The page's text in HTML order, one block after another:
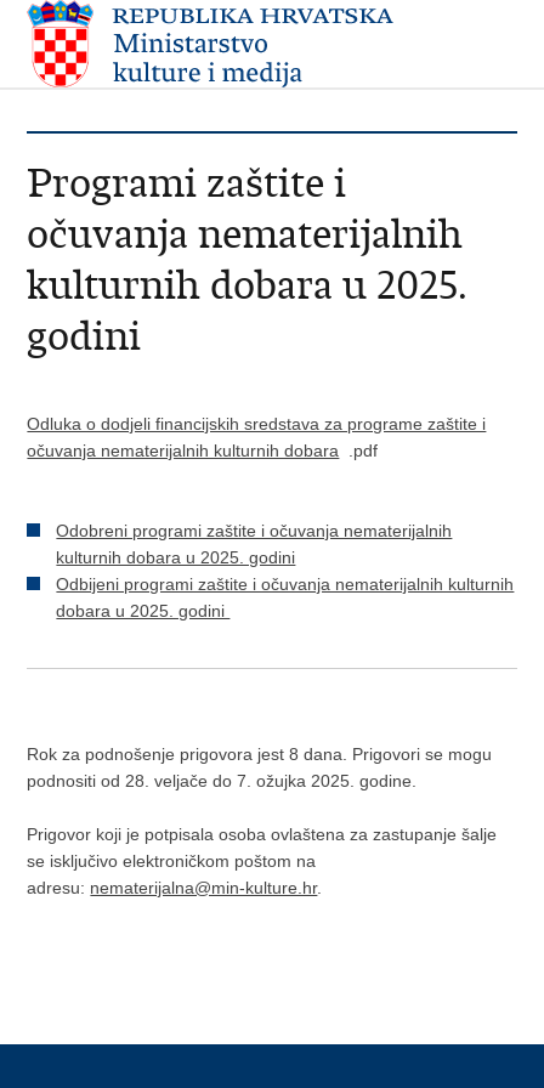
Programi zaštite i
očuvanja nematerijalnih
kulturnih dobara u 2025.
godini
Odluka o dodjeli financijskih sredstava za programe zaštite i
očuvanja nematerijalnih kulturnih dobara .pdf
Odobreni programi zaštite i očuvanja nematerijalnih
kulturnih dobara u 2025. godini
Odbijeni programi zaštite i očuvanja nematerijalnih kulturnih
dobara u 2025. godini
Rok za podnošenje prigovora jest 8 dana. Prigovori se mogu
podnositi od 28. veljače do 7. ožujka 2025. godine.
Prigovor koji je potpisala osoba ovlaštena za zastupanje šalje
se isključivo elektroničkom poštom na
adresu: nematerijalna@min-kulture.hr.